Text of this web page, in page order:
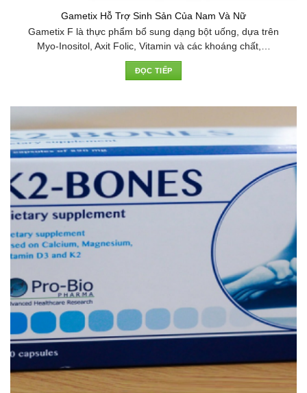
Gametix Hỗ Trợ Sinh Sản Của Nam Và Nữ
Gametix F là thực phẩm bổ sung dạng bột uống, dựa trên
Myo-Inositol, Axit Folic, Vitamin và các khoáng chất,…
ĐỌC TIẾP